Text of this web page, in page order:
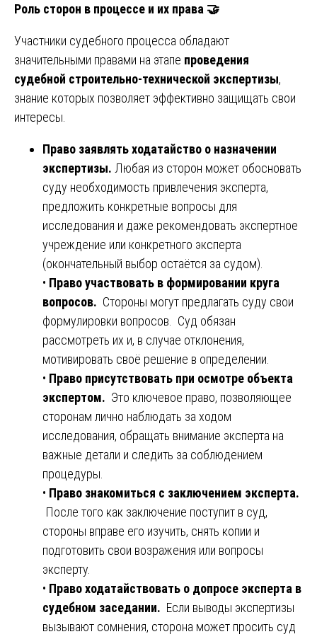
Роль сторон в процессе и их права 🤝
Участники судебного процесса обладают
значительными правами на этапе проведения
судебной строительно-технической экспертизы,
знание которых позволяет эффективно защищать свои
интересы.
Право заявлять ходатайство о назначении
экспертизы. Любая из сторон может обосновать
суду необходимость привлечения эксперта,
предложить конкретные вопросы для
исследования и даже рекомендовать экспертное
учреждение или конкретного эксперта
(окончательный выбор остаётся за судом).
• Право участвовать в формировании круга
вопросов. Стороны могут предлагать суду свои
формулировки вопросов. Суд обязан
рассмотреть их и, в случае отклонения,
мотивировать своё решение в определении.
• Право присутствовать при осмотре объекта
экспертом. Это ключевое право, позволяющее
сторонам лично наблюдать за ходом
исследования, обращать внимание эксперта на
важные детали и следить за соблюдением
процедуры.
• Право знакомиться с заключением эксперта.
После того как заключение поступит в суд,
стороны вправе его изучить, снять копии и
подготовить свои возражения или вопросы
эксперту.
• Право ходатайствовать о допросе эксперта в
судебном заседании. Если выводы экспертизы
вызывают сомнения, сторона может просить суд